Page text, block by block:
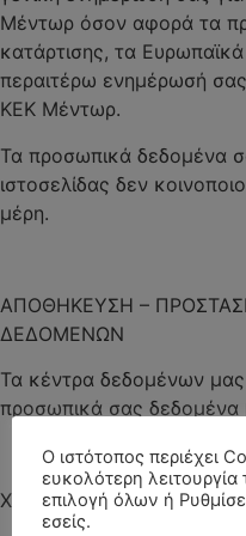
Μέντωρ όσον αφορά τα
κατάρτισης, τα
περαιτέρω ενημέρωσή σας
ΚΕΚ Μέντωρ.
Τα προσωπικά δεδομένα
ιστοσελίδας δεν
μέρη.
ΑΠΟΘΗΚΕΥΣΗ –
ΔΕΔΟΜΕΝΩΝ
Τα κέντρα δεδομένων
προσωπικά σας δεδομένα
ΧΡΟΝΟΣ ΔΙΑΤΗΡΗΣΗΣ
Ο ιστότοπος περιέχει
ευκολότερη
επιλογή όλων ή
εσείς.